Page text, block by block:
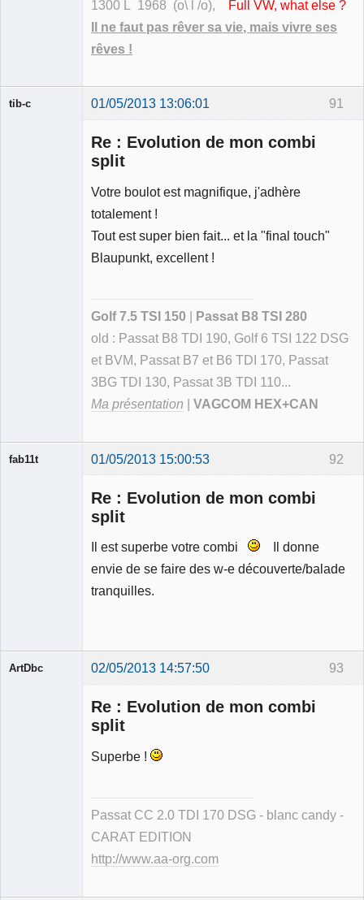
1300 L 1968 (o\ l /o),
Full VW, what else ?
Il ne faut pas rêver sa vie, mais vivre ses
rêves !
91
tib-c 01/05/2013 13:06:01
Re : Evolution de mon combi
split
Votre boulot est magnifique, j'adhère
totalement !
Tout est super bien fait... et la "final touch"
Blaupunkt, excellent !
Golf 7.5 TSI 150
Passat B8 TSI 280
old : Passat B8 TDI 190, Golf 6 TSI 122 DSG
et BVM, Passat B7 et B6 TDI 170, Passat
3BG TDI 130, Passat 3B TDI 110...
Ma présentation
VAGCOM HEX+CAN
92
fab11t 01/05/2013 15:00:53
Re : Evolution de mon combi
split
Il est superbe votre combi
Il donne
envie de se faire des w-e découverte/balade
tranquilles.
93
ArtDbc 02/05/2013 14:57:50
Re : Evolution de mon combi
split
Superbe !
Passat CC 2.0 TDI 170 DSG - blanc candy -
CARAT EDITION
http://www.aa-org.com